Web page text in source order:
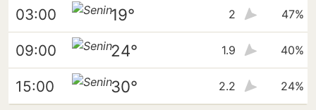
03:00 19° 2 47%
09:00 24° 1.9 40%
15:00 30° 2.2 24%